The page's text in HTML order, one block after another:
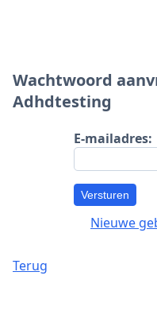
Wachtwoord
Adhdtesting
E-mailadres:
Versturen
Nieuwe
Terug